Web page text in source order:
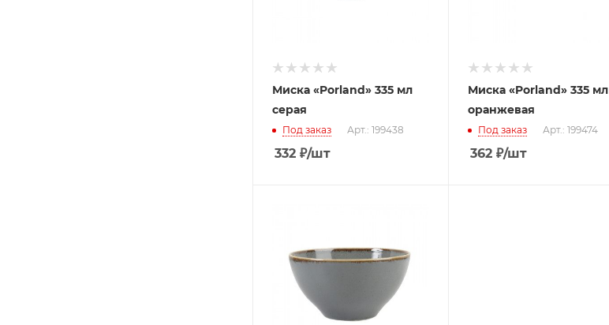
Миска «Porland» 335 мл
серая
Под заказ Арт.: 199438
332 ₽/шт
Миска «Porland» 335 мл
оранжевая
Под заказ Арт.: 199474
362 ₽/шт